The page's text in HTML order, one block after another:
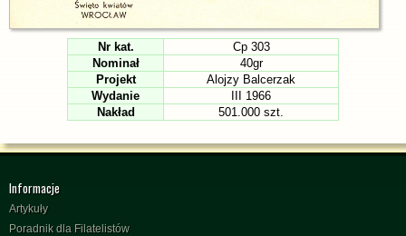
Nr kat.
Cp 303
Nominał
40gr
Projekt
Alojzy Balcerzak
Wydanie
III 1966
Nakład
501.000 szt.
Informacje
Artykuły
Poradnik dla Filatelistów